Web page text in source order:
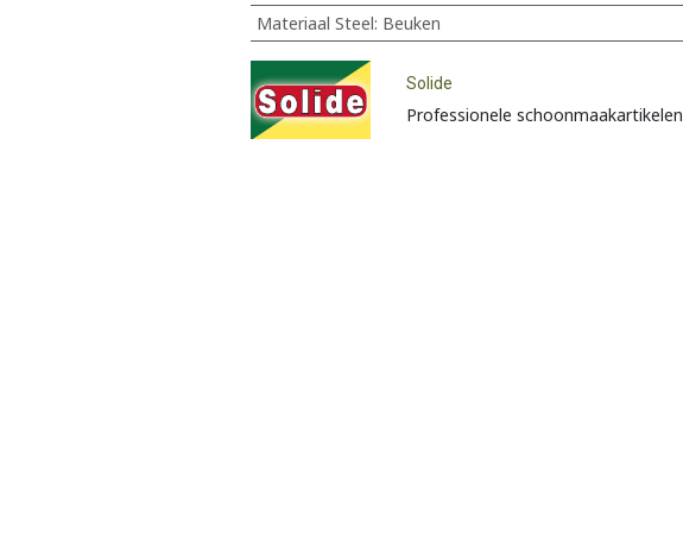
Materiaal Steel: Beuken
Solide
Professionele schoonmaakartikelen